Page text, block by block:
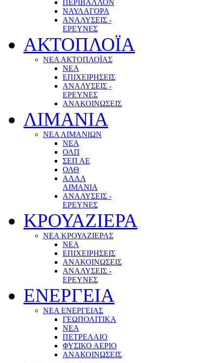
ΠΕΡΙΒΑΛΛΟΝ
ΝΑΥΛΑΓΟΡΑ
ΑΝΑΛΥΣΕΙΣ -
ΕΡΕΥΝΕΣ
ΑΚΤΟΠΛΟΪΑ
ΝΕΑ ΑΚΤΟΠΛΟΪΑΣ
ΝΕΑ
ΕΠΙΧΕΙΡΗΣΕΙΣ
ΑΝΑΛΥΣΕΙΣ -
ΕΡΕΥΝΕΣ
ΑΝΑΚΟΙΝΩΣΕΙΣ
ΛΙΜΑΝΙΑ
ΝΕΑ ΛΙΜΑΝΙΩΝ
ΝΕΑ
ΟΛΠ
ΣΕΠ ΑΕ
ΟΛΘ
ΑΛΛΑ
ΛΙΜΑΝΙΑ
ΑΝΑΛΥΣΕΙΣ -
ΕΡΕΥΝΕΣ
ΚΡΟΥΑΖΙΕΡΑ
ΝΕΑ ΚΡΟΥΑΖΙΕΡΑΣ
NEA
ΕΠΙΧΕΙΡΗΣΕΙΣ
ΑΝΑΚΟΙΝΩΣΕΙΣ
ΑΝΑΛΥΣΕΙΣ -
ΕΡΕΥΝΕΣ
ΕΝΕΡΓΕΙΑ
ΝΕΑ ΕΝΕΡΓΕΙΑΣ
ΓΕΩΠΟΛΙΤΙΚΑ
ΝΕΑ
ΠΕΤΡΕΛΑΙΟ
ΦΥΣΙΚΟ ΑΕΡΙΟ
ΑΝΑΚΟΙΝΩΣΕΙΣ